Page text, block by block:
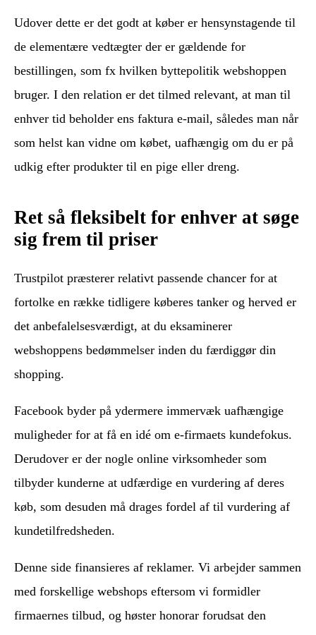
Udover dette er det godt at køber er hensynstagende til
de elementære vedtægter der er gældende for
bestillingen, som fx hvilken byttepolitik webshoppen
bruger. I den relation er det tilmed relevant, at man til
enhver tid beholder ens faktura e-mail, således man når
som helst kan vidne om købet, uafhængig om du er på
udkig efter produkter til en pige eller dreng.
Ret så fleksibelt for enhver at søge
sig frem til priser
Trustpilot præsterer relativt passende chancer for at
fortolke en række tidligere køberes tanker og herved er
det anbefalelsesværdigt, at du eksaminerer
webshoppens bedømmelser inden du færdiggør din
shopping.
Facebook byder på ydermere immervæk uafhængige
muligheder for at få en idé om e-firmaets kundefokus.
Derudover er der nogle online virksomheder som
tilbyder kunderne at udfærdige en vurdering af deres
køb, som desuden må drages fordel af til vurdering af
kundetilfredsheden.
Denne side finansieres af reklamer. Vi arbejder sammen
med forskellige webshops eftersom vi formidler
firmaernes tilbud, og høster honorar forudsat den